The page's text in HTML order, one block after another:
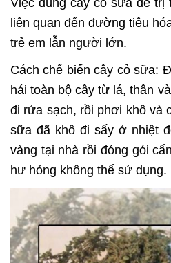
Việc dùng cây cỏ sữa để trị
liên quan đến đường tiêu
trẻ em lẫn người lớn.
Cách chế biến cây cỏ sữa:
hái toàn bộ cây từ lá, thân
đi rửa sạch, rồi phơi khô và
sữa đã khô đi sấy ở nhiệt
vàng tại nhà rồi đóng gói
hư hỏng không thể sử dụng.